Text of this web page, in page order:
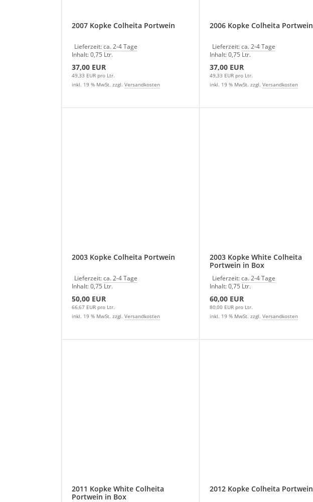
2007 Kopke Colheita Portwein
Lieferzeit:ca. 2-4 Tage
Inhalt: 0,75 Ltr.
37,00 EUR
49,33 EUR pro Ltr.
inkl. 19 % MwSt. zzgl. Versandkosten
2006 Kopke Colheita Portwein
Lieferzeit:ca. 2-4 Tage
Inhalt: 0,75 Ltr.
37,00 EUR
49,33 EUR pro Ltr.
inkl. 19 % MwSt. zzgl. Versandkosten
2003 Kopke Colheita Portwein
Lieferzeit:ca. 2-4 Tage
Inhalt: 0,75 Ltr.
50,00 EUR
66,67 EUR pro Ltr.
inkl. 19 % MwSt. zzgl. Versandkosten
2003 Kopke White Colheita
Portwein in Box
Lieferzeit:ca. 2-4 Tage
Inhalt: 0,75 Ltr.
60,00 EUR
80,00 EUR pro Ltr.
inkl. 19 % MwSt. zzgl. Versandkosten
2011 Kopke White Colheita
Portwein in Box
2012 Kopke Colheita Portwein